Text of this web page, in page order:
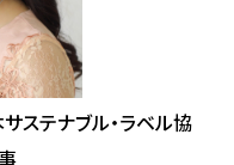
ステナブル・ラベル協